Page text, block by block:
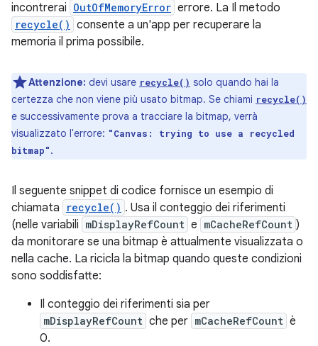
incontrerai OutOfMemoryError errore. La Il metodo
recycle() consente a un'app per recuperare la
memoria il prima possibile.
Attenzione: devi usare recycle() solo quando hai la
certezza che non viene più usato bitmap. Se chiami recycle()
e successivamente prova a tracciare la bitmap, verrà
visualizzato l'errore: "Canvas: trying to use a recycled
bitmap".
Il seguente snippet di codice fornisce un esempio di
chiamata
recycle() . Usa il conteggio dei riferimenti
(nelle variabili mDisplayRefCount e mCacheRefCount )
da monitorare se una bitmap è attualmente visualizzata o
nella cache. La ricicla la bitmap quando queste condizioni
sono soddisfatte:
Il conteggio dei riferimenti sia per
mDisplayRefCount che per mCacheRefCount è
0.